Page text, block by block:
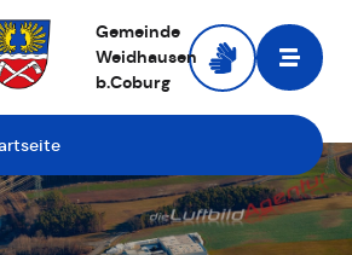
Gemeinde
Weidhausen
b.Coburg